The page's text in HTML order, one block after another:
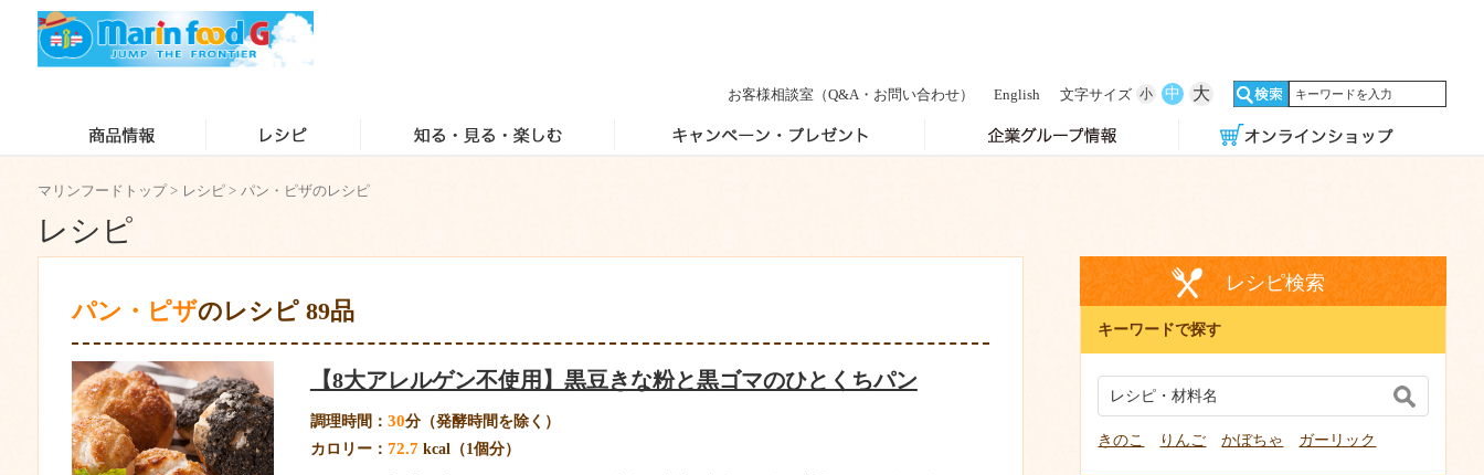
お客様相談室 （Q&A・お問い合わせ） English 文字サイズ 小 中 大
マリンフードトップ> レシピ> パン・ピザのレシピ
レシピ
パン・ピザのレシピ 89品
【8大アレルゲン不使用】黒豆きな粉と黒ゴマのひとくちパン
調理時間： 30分（発酵時間を除く）
カロリー： 72.7kcal（1個分）
レシピ検索
キーワードで探す
きのこ りんご かぼちゃ ガーリック